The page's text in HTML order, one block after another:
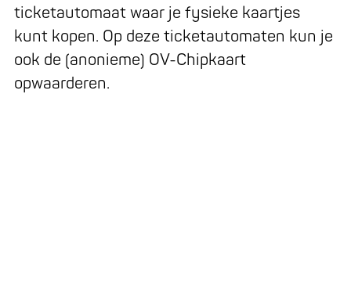
ticketautomaat waar je fysieke kaartjes
kunt kopen. Op deze ticketautomaten kun je
ook de (anonieme) OV-Chipkaart
opwaarderen.